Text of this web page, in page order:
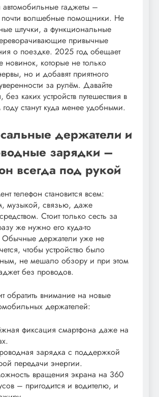
автомобильные гаджеты –
волшебные помощники. Не
штучки, а функциональные
привычные
о поездке. 2025 год обещает
которые не только
но и добавят приятного
за рулём. Давайте
каких устройств путешествия в
станут куда менее удобными.
держатели и
зарядки –
всегда под рукой
телефон становится всем:
музыкой, связью, даже
Стоит только сесть за
же нужно его куда-то
Обычные держатели уже не
чтобы устройство было
не мешало обзору и при этом
без проводов.
обратить внимание на новые
держателей:
фиксация смартфона даже на
зарядка с поддержкой
передачи энергии.
вращения экрана на 360
– пригодится и водителю, и